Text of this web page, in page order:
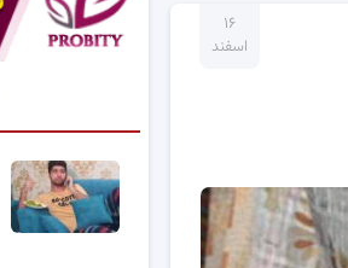
۱۶
اسفند